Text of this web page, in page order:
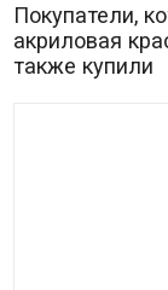
Покупатели,
акриловая
также купили